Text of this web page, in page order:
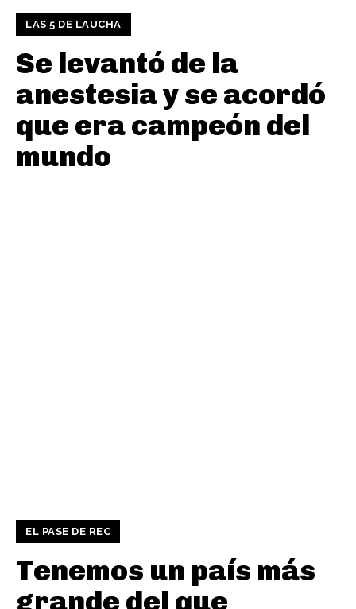
LAS 5 DE LAUCHA
Se levantó de la
anestesia y se acordó
que era campeón del
mundo
EL PASE DE REC
Tenemos un país más
grande del que